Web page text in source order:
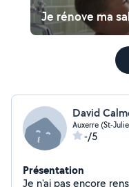
Je rénove ma
David
Auxerre (St-
-/5
Présentation